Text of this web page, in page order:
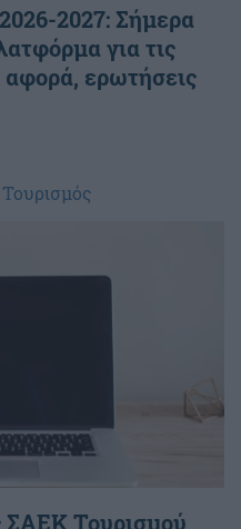
2027: Σήμερα
για τις
ερωτήσεις
Τουρισμός
ΣΑΕΚ Τουρισμού